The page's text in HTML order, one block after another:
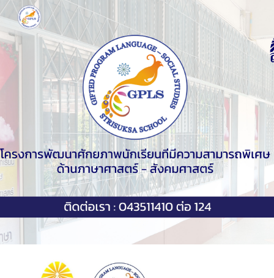
Skip to main content Skip to navigation